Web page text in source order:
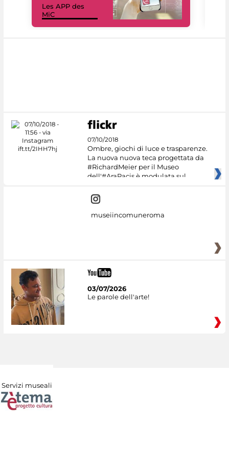
Les APP des
MiC
07/10/2018
Ombre, giochi di luce e trasparenze.
La nuova nuova teca progettata da
#RichardMeier per il Museo
dell'#AraPacis è modulata sul
museiincomuneroma
03/07/2026
Le parole dell'arte!
Servizi museali